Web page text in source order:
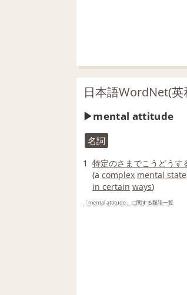
日本語WordNet(
mental attitude
名詞
1 特定のさまでこうどうす
(a complex mental state
in certain ways)
「mental attitude」に関する類語一覧